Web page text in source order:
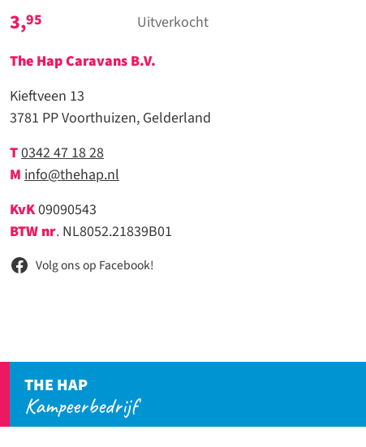
3,95
Uitverkocht
The Hap Caravans B.V.
Kieftveen 13
3781 PP Voorthuizen, Gelderland
T0342 47 18 28
M info@thehap.nl
KvK09090543
BTW nr. NL8052.21839B01
Volg ons op Facebook!
THE HAP
Kampeerbedrijf